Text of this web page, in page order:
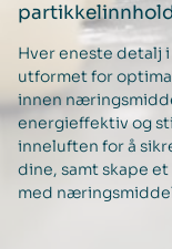
Hver eneste detalj
utformet for
innen
energieffektiv og
inneluften for å
dine, samt skape
med